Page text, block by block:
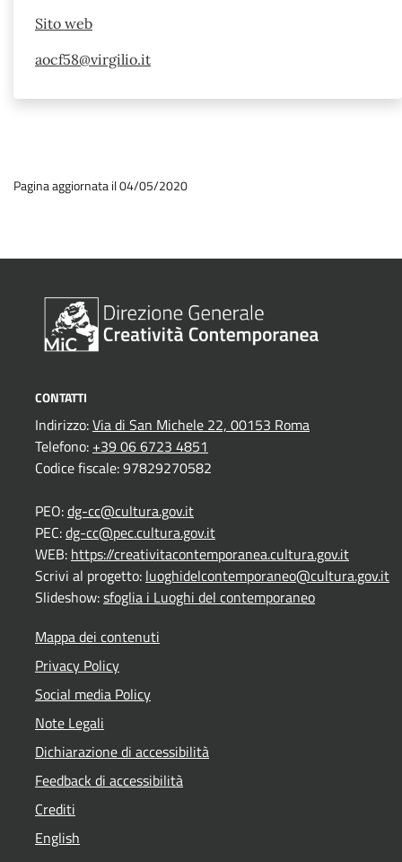
Sito web
aocf58@virgilio.it
Pagina aggiornata il 04/05/2020
CONTATTI
Indirizzo:Via di San Michele 22, 00153 Roma
Telefono: +39 06 6723 4851
Codice fiscale: 97829270582
PEO:dg-cc@cultura.gov.it
PEC:dg-cc@pec.cultura.gov.it
WEB: https://creativitacontemporanea.cultura.gov.it
Scrivi al progetto: luoghidelcontemporaneo@cultura.gov.it
Slideshow:sfoglia i Luoghi del contemporaneo
Mappa dei contenuti
Privacy Policy
Social media Policy
Note Legali
Dichiarazione di accessibilità
Feedback di accessibilità
Crediti
English